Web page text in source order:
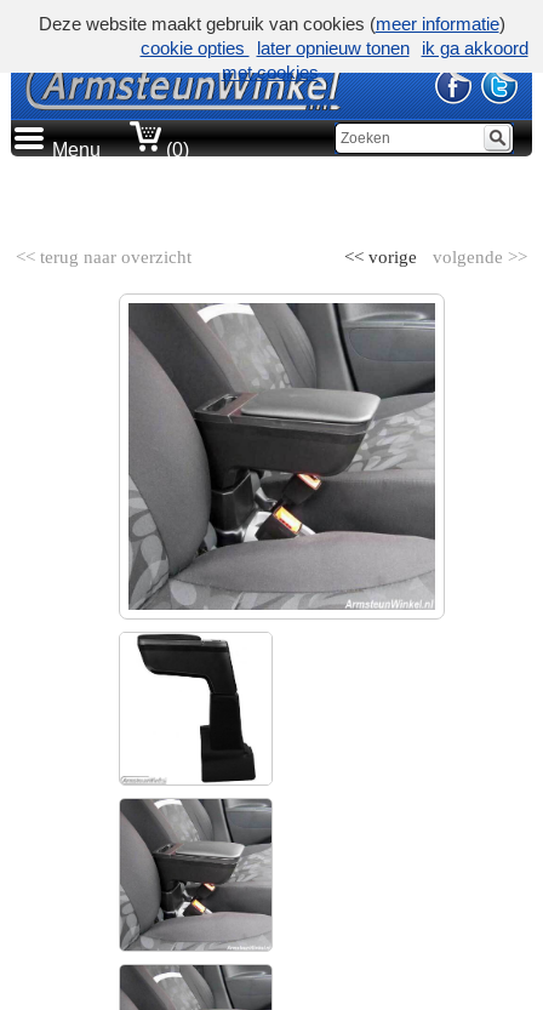
Menu (0)
<< terug naar overzicht volgende >>
<< vorige
Deze website maakt gebruik van cookies (meer informatie)
cookie opties
later opnieuw tonen
ik ga akkoord
met cookies